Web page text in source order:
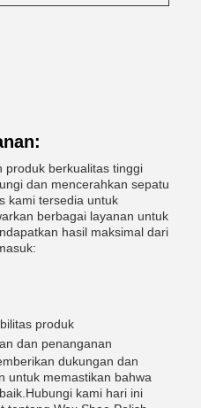
produk berkualitas tinggi
dan mencerahkan sepatu
kami tersedia untuk
berbagai layanan untuk
hasil maksimal dari
produk
dan penanganan
dukungan dan
untuk memastikan bahwa
kami hari ini